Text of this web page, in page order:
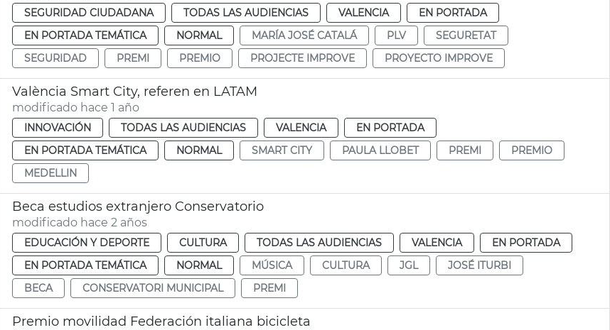
SEGURIDAD CIUDADANA TODAS LAS AUDIENCIAS VALENCIA
EN PORTADA
EN PORTADA TEMÁTICA
NORMAL MARÍA JOSÉ CATALÁ PLV
SEGURETAT
SEGURIDAD
PREMI PREMIO PROJECTE IMPROVE PROYECTO IMPROVE
València Smart City, referen en LATAM
modificado hace 1 año
INNOVACIÓN TODAS LAS AUDIENCIAS VALENCIA
EN PORTADA
EN PORTADA TEMÁTICA
NORMAL SMART CITY PAULA LLOBET PREMI
PREMIO
MEDELLIN
Beca estudios extranjero Conservatorio
modificado hace 2 años
EDUCACIÓN Y DEPORTE CULTURA TODAS LAS AUDIENCIAS VALENCIA
EN PORTADA
EN PORTADA TEMÁTICA
NORMAL MÚSICA CULTURA JGL
JOSÉ ITURBI
BECA
CONSERVATORI MUNICIPAL PREMI
Premio movilidad Federación italiana bicicleta